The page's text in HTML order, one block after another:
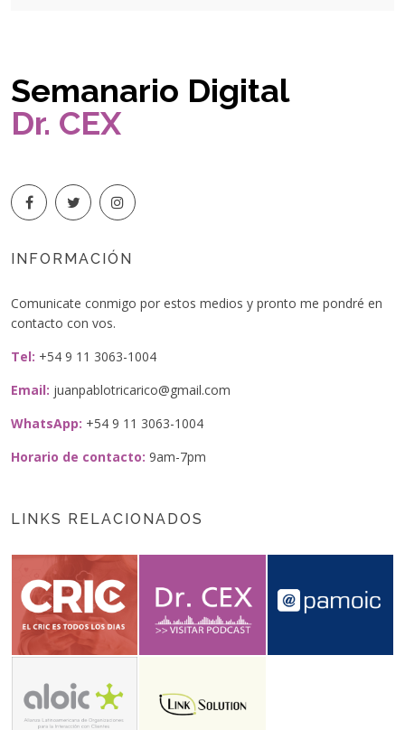
Semanario Digital
Dr. CEX
INFORMACIÓN
Comunicate conmigo por estos medios y pronto me pondré en
contacto con vos.
Tel: +54 9 11 3063-1004
Email: juanpablotricarico@gmail.com
WhatsApp: +54 9 11 3063-1004
Horario de contacto: 9am-7pm
LINKS RELACIONADOS